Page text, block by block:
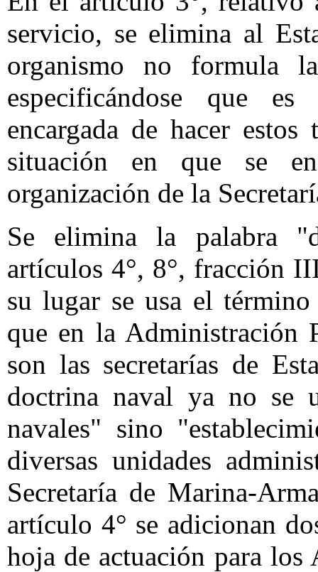
servicio, se elimina al
organismo no formula
especificándose que
encargada de hacer
situación en que se
organización de la
Se elimina la palabra
artículos 4°, 8°, fracción
su lugar se usa el
que en la Administración
son las secretarías de
doctrina naval ya no se
navales" sino
diversas unidades
Secretaría de Marina-
artículo 4° se adicionan
hoja de actuación para